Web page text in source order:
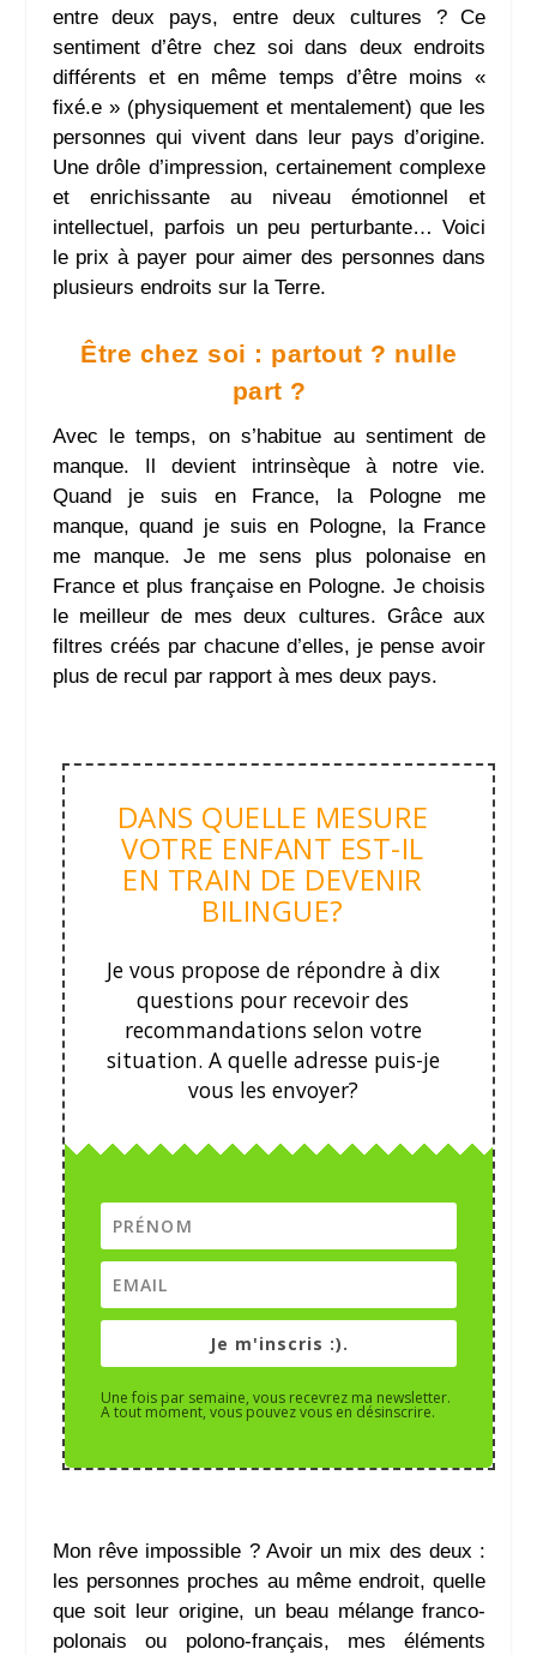
entre deux pays, entre deux cultures ? Ce
sentiment d’être chez soi dans deux endroits
différents et en même temps d’être moins «
fixé.e » (physiquement et mentalement) que les
personnes qui vivent dans leur pays d’origine.
Une drôle d’impression, certainement complexe
et enrichissante au niveau émotionnel et
intellectuel, parfois un peu perturbante… Voici
le prix à payer pour aimer des personnes dans
plusieurs endroits sur la Terre.
Être chez soi : partout ? nulle
part ?
Avec le temps, on s’habitue au sentiment de
manque. Il devient intrinsèque à notre vie.
Quand je suis en France, la Pologne me
manque, quand je suis en Pologne, la France
me manque. Je me sens plus polonaise en
France et plus française en Pologne. Je choisis
le meilleur de mes deux cultures. Grâce aux
filtres créés par chacune d’elles, je pense avoir
plus de recul par rapport à mes deux pays.
DANS QUELLE MESURE
VOTRE ENFANT EST-IL
EN TRAIN DE DEVENIR
BILINGUE?
Je vous propose de répondre à dix
questions pour recevoir des
recommandations selon votre
situation. A quelle adresse puis-je
vous les envoyer?
Je m'inscris :).
Une fois par semaine, vous recevrez ma newsletter.
A tout moment, vous pouvez vous en désinscrire.
Mon rêve impossible ? Avoir un mix des deux :
les personnes proches au même endroit, quelle
que soit leur origine, un beau mélange franco-
polonais ou polono-français, mes éléments